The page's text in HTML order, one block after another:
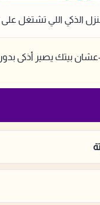
الذكي اللي تشتغل على